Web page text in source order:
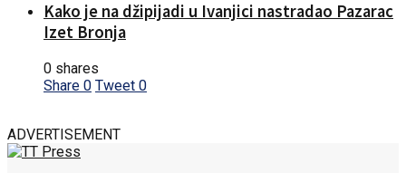
Kako je na džipijadi u Ivanjici nastradao Pazarac
Izet Bronja
0 shares
Share 0 Tweet 0
ADVERTISEMENT